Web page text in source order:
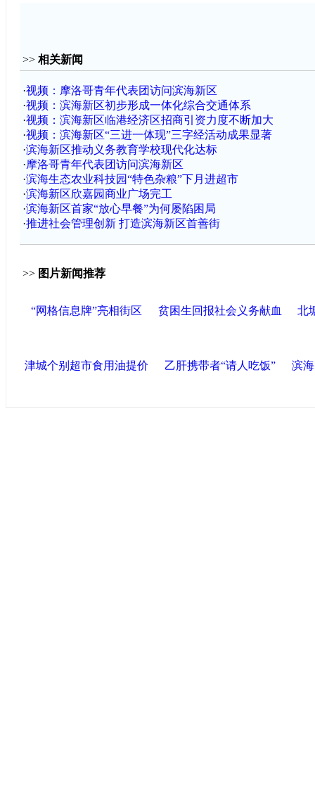
>> 相关新闻
·视频：摩洛哥青年代表团访问滨海新区
·视频：滨海新区初步形成一体化综合交通体系
·视频：滨海新区临港经济区招商引资力度不断加大
·视频：滨海新区“三进一体现”三字经活动成果显著
·滨海新区推动义务教育学校现代化达标
·摩洛哥青年代表团访问滨海新区
·滨海生态农业科技园“特色杂粮”下月进超市
·滨海新区欣嘉园商业广场完工
·滨海新区首家“放心早餐”为何屡陷困局
·推进社会管理创新 打造滨海新区首善街
>> 图片新闻推荐
“网格信息牌”亮相街区 贫困生回报社会义务献血 北
津城个别超市食用油提价 乙肝携带者“请人吃饭” 滨